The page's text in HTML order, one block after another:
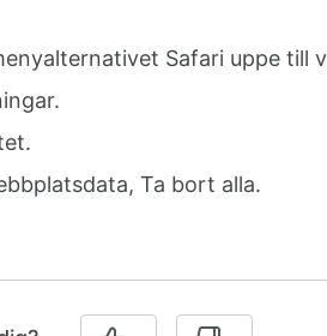
Safari uppe till
Ta bort alla.